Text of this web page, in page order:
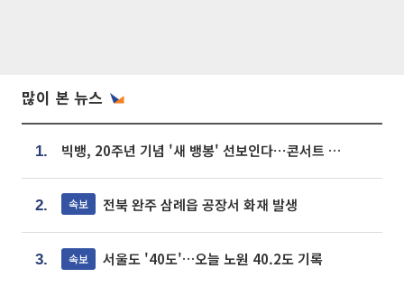
많이 본 뉴스
1. 빅뱅, 20주년 기념 '새 뱅봉' 선보인다⋯콘서트 앞두고 팝업 개최
2. 속보 전북 완주 삼례읍 공장서 화재 발생
3. 속보 서울도 '40도'…오늘 노원 40.2도 기록